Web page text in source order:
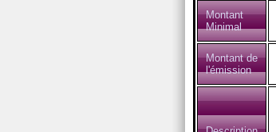
Montant
Minimal
Montant de
l'émission